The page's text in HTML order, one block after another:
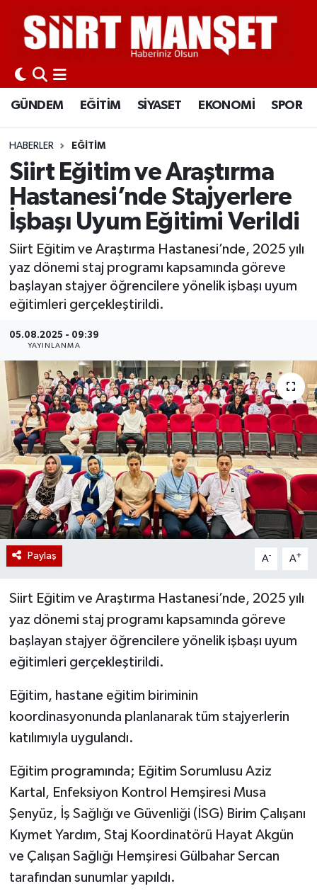
GÜNDEM EĞİTİM SİYASET EKONOMİ SPOR
HABERLER EĞİTİM
Siirt Eğitim ve Araştırma
Hastanesi’nde Stajyerlere
İşbaşı Uyum Eğitimi Verildi
Siirt Eğitim ve Araştırma Hastanesi’nde, 2025 yılı
yaz dönemi staj programı kapsamında göreve
başlayan stajyer öğrencilere yönelik işbaşı uyum
eğitimleri gerçekleştirildi.
05.08.2025 - 09:39
YAYINLANMA
Paylaş A- A+
Siirt Eğitim ve Araştırma Hastanesi’nde, 2025 yılı
yaz dönemi staj programı kapsamında göreve
başlayan stajyer öğrencilere yönelik işbaşı uyum
eğitimleri gerçekleştirildi.
Eğitim, hastane eğitim biriminin
koordinasyonunda planlanarak tüm stajyerlerin
katılımıyla uygulandı.
Eğitim programında; Eğitim Sorumlusu Aziz
Kartal, Enfeksiyon Kontrol Hemşiresi Musa
Şenyüz, İş Sağlığı ve Güvenliği (İSG) Birim Çalışanı
Kıymet Yardım, Staj Koordinatörü Hayat Akgün
ve Çalışan Sağlığı Hemşiresi Gülbahar Sercan
tarafından sunumlar yapıldı.
GÜNDEM
EĞİTİM
SİYASET
EKONOMİ
SPOR
İLÇELER
KÜLTÜR-SANAT
SAĞLIK-YAŞAM
Siirt Nöbetçi Eczaneler
Siirt Hava Durumu
Siirt Namaz Vakitleri
Siirt Trafik Yoğunluk Haritası
Süper Lig Puan Durumu ve Fikstür
Tüm Manşetler
Son Dakika Haberleri
Haber Arşivi